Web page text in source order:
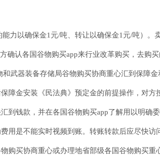
能力以确保金1元/吨、转让以确保金1元/吨）。
确认各国谷物购买app来行业改革购买，去购
武器装备存储局谷物购买协商重心汇到保障
障金安装《民法典》预定金的前提操作，对
到钱款，并在各国谷物购买app了解用以明确
用是不能实时视频到账。转账转款后应尽快
购买协商重心或办理地省部级各国谷物购买重